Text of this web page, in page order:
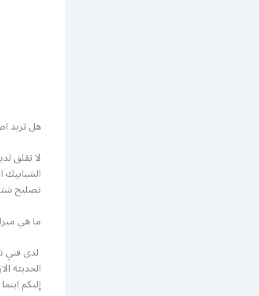
هل تريد
لا تقلق
تصليح
ما هي
لدى فني
الحديثة
إليكم